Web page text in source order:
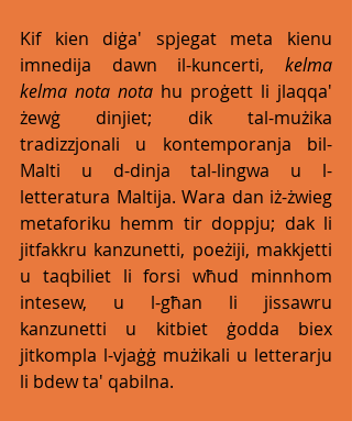
Kif kien diġa' spjegat meta kienu
imnedija dawn il-kuncerti, kelma
kelma nota nota hu proġett li jlaqqa'
żewġ dinjiet; dik tal-mużika
tradizzjonali u kontemporanja bil-
Malti u d-dinja tal-lingwa u l-
letteratura Maltija. Wara dan iż-żwieg
metaforiku hemm tir doppju; dak li
jitfakkru kanzunetti, poeżiji, makkjetti
u taqbiliet li forsi wħud minnhom
intesew, u l-għan li jissawru
kanzunetti u kitbiet ġodda biex
jitkompla l-vjaġġ mużikali u letterarju
li bdew ta' qabilna.